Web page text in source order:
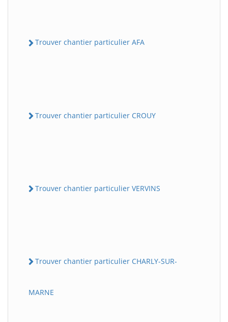
Trouver chantier particulier AFA
Trouver chantier particulier CROUY
Trouver chantier particulier VERVINS
Trouver chantier particulier CHARLY-SUR-
MARNE